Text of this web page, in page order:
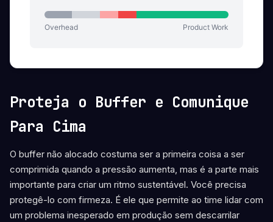
Overhead Product Work
Proteja o Buffer e Comunique
Para Cima
O buffer não alocado costuma ser a primeira coisa a ser
comprimida quando a pressão aumenta, mas é a parte mais
importante para criar um ritmo sustentável. Você precisa
protegê-lo com firmeza. É ele que permite ao time lidar com
um problema inesperado em produção sem descarrilar